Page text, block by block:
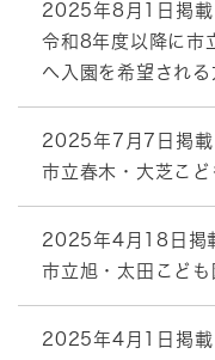
2025年8月1日掲載
令和8年度以降に市
へ入園を希望される
2025年7月7日掲載
市立春木・大芝こど
2025年4月18日掲
市立旭・太田こども
2025年4月1日掲載